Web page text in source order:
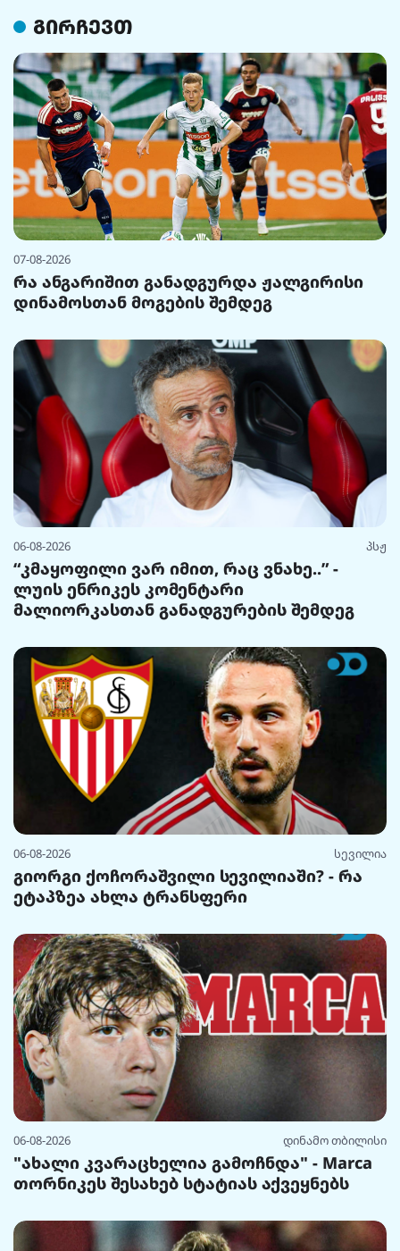
გირჩევთ
07-08-2026
რა ანგარიშით განადგურდა ჟალგირისი
დინამოსთან მოგების შემდეგ
06-08-2026 პსჟ
“კმაყოფილი ვარ იმით, რაც ვნახე..” -
ლუის ენრიკეს კომენტარი
მალიორკასთან განადგურების შემდეგ
06-08-2026 სევილია
გიორგი ქოჩორაშვილი სევილიაში? - რა
ეტაპზეა ახლა ტრანსფერი
06-08-2026 დინამო თბილისი
"ახალი კვარაცხელია გამოჩნდა" - Marca
თორნიკეს შესახებ სტატიას აქვეყნებს